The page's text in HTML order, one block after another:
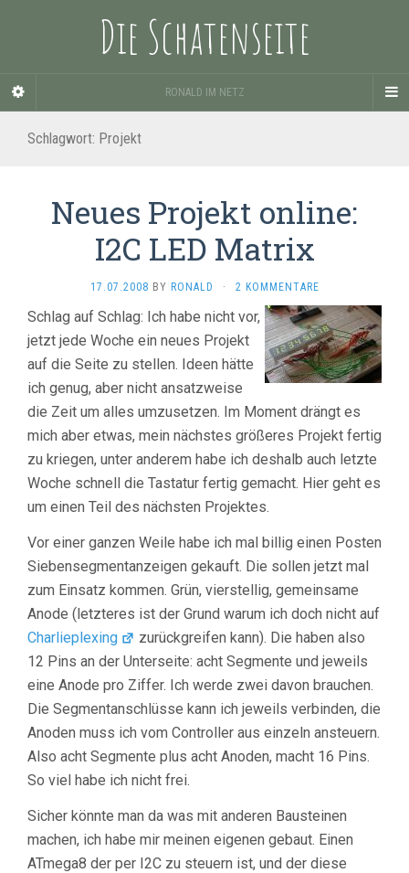
Die Schatenseite
RONALD IM NETZ
Schlagwort: Projekt
Neues Projekt online:
I2C LED Matrix
17.07.2008 BY RONALD · 2 KOMMENTARE
Schlag auf Schlag: Ich habe nicht vor,
jetzt jede Woche ein neues Projekt
auf die Seite zu stellen. Ideen hätte
ich genug, aber nicht ansatzweise
die Zeit um alles umzusetzen. Im Moment drängt es
mich aber etwas, mein nächstes größeres Projekt fertig
zu kriegen, unter anderem habe ich deshalb auch letzte
Woche schnell die Tastatur fertig gemacht. Hier geht es
um einen Teil des nächsten Projektes.
Vor einer ganzen Weile habe ich mal billig einen Posten
Siebensegmentanzeigen gekauft. Die sollen jetzt mal
zum Einsatz kommen. Grün, vierstellig, gemeinsame
Anode (letzteres ist der Grund warum ich doch nicht auf
Charlieplexing
zurückgreifen kann). Die haben also
12 Pins an der Unterseite: acht Segmente und jeweils
eine Anode pro Ziffer. Ich werde zwei davon brauchen.
Die Segmentanschlüsse kann ich jeweils verbinden, die
Anoden muss ich vom Controller aus einzeln ansteuern.
Also acht Segmente plus acht Anoden, macht 16 Pins.
So viel habe ich nicht frei.
Sicher könnte man da was mit anderen Bausteinen
machen, ich habe mir meinen eigenen gebaut. Einen
ATmega8 der per I2C zu steuern ist, und der diese